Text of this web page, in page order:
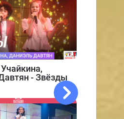
- Звёзды